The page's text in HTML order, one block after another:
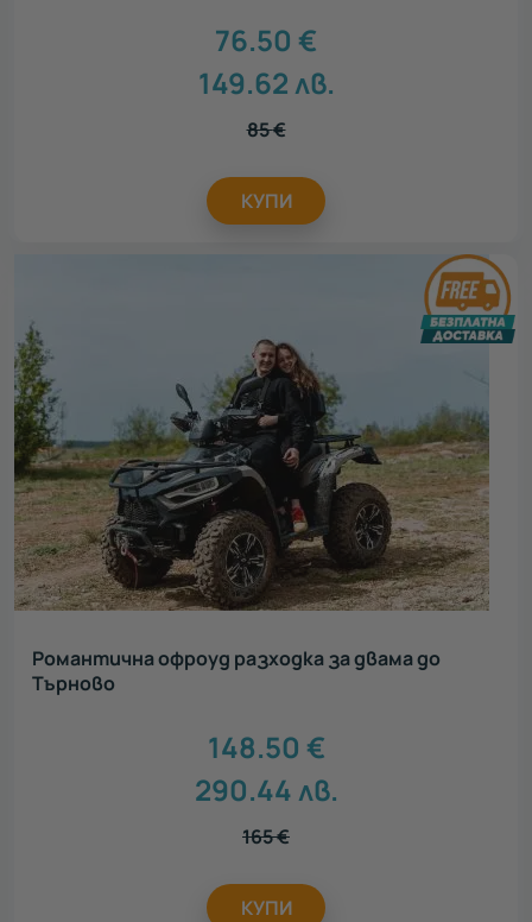
76.50 €
149.62лв.
85€
КУПИ
Романтична офроуд разходка за двама до
Търново
148.50 €
290.44лв.
165€
КУПИ